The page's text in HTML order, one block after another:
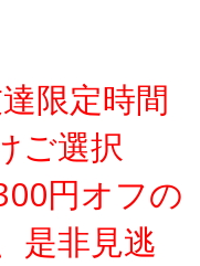
限定時間
ご選択
円オフの
是非見逃